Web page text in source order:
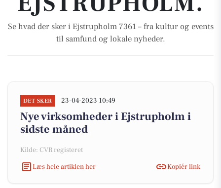
Se hvad der sker i Ejstrupholm 7361 – fra kultur og events
til samfund og lokale nyheder.
DET SKER 23-04-2023 10:49
Nye virksomheder i Ejstrupholm i
sidste måned
Kilde: CVR registeret
Læs hele artiklen her
Kopiér link